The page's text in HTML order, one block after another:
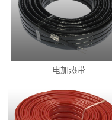
电加热带